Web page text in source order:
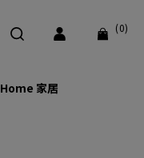
(0)
Home 家居